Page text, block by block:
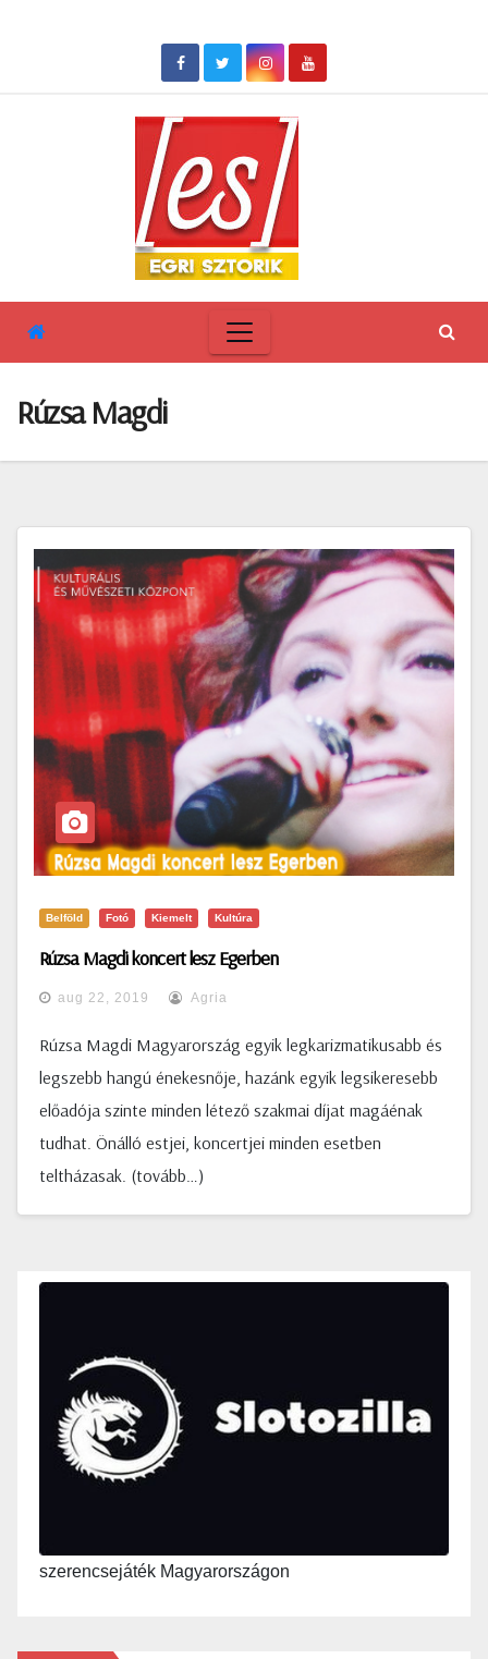
Rúzsa Magdi
Belföld Fotó Kiemelt Kultúra
Rúzsa Magdi koncert lesz Egerben
aug 22, 2019 Agria
Rúzsa Magdi Magyarország egyik legkarizmatikusabb és
legszebb hangú énekesnője, hazánk egyik legsikeresebb
előadója szinte minden létező szakmai díjat magáénak
tudhat. Önálló estjei, koncertjei minden esetben
teltházasak. (tovább…)
szerencsejáték Magyarországon